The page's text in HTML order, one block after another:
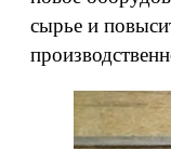
сырье и